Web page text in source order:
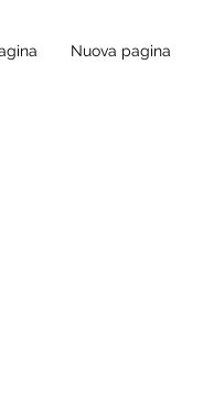
Nuova pagina